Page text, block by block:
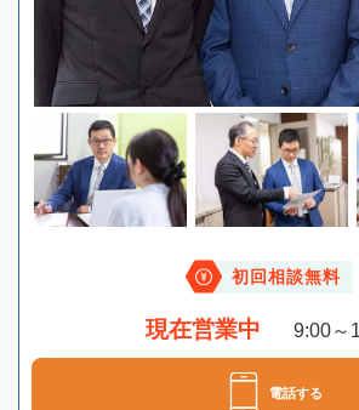
初回相談無料
現在営業中 9:00～
電話する